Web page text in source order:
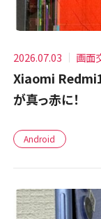
2026.07.03 画面
Xiaomi
が真っ赤に！
Android